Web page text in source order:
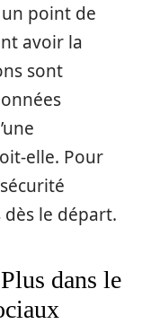
point de
avoir la
sont
elle. Pour
le départ.
dans le